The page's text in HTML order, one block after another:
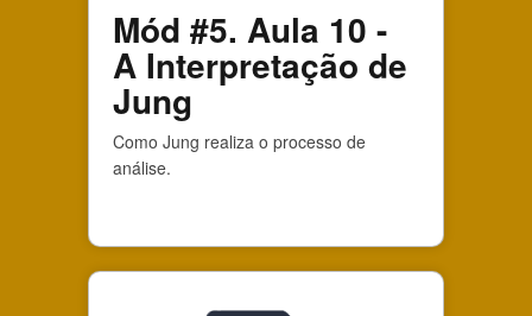
Mód #5. Aula 10 -
A Interpretação de
Jung
Como Jung realiza o processo de
análise.